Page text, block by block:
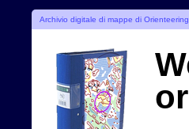
Archivio digitale di mappe di